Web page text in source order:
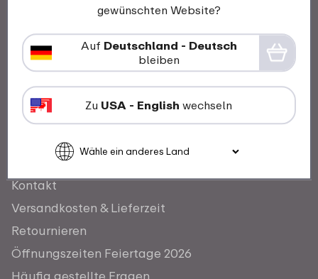
Unsere Geschichte
Mepal und Nachhaltigkeit
Arbeiten bei Mepal
Awards
Kundenservice
Kontakt
Versandkosten & Lieferzeit
Retournieren
Öffnungszeiten Feiertage 2026
Häufig gestellte Fragen
gewünschten Website?
Auf Deutschland - Deutsch
bleiben
Zu USA - English wechseln